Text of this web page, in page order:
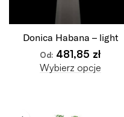
Donica Habana – light
Od: 481,85 zł
Wybierz opcje